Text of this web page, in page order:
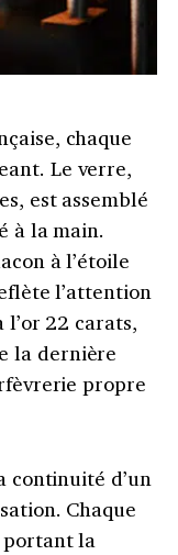
chaque
Le verre,
est assemblé
à la main.
à l’étoile
l’attention
22 carats,
la dernière
propre
continuité d’un
Chaque
la